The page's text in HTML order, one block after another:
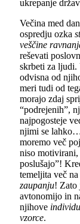
ukrepanje
Večina med
ospredju ozka
veščine
reševati
skrbeti za ljudi.
odvisna od
meri tudi od
morajo zdaj
“podrejenih”,
najpogosteje
njimi se lahko…
moremo več
niso
poslušajo”!
temeljita več
zaupanju! Zato
avtonomijo in
njihove
vzorce.